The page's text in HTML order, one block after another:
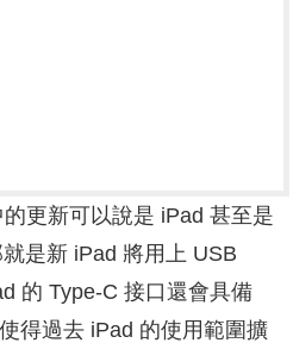
更新可以說是 iPad 甚至是
是新 iPad 將用上 USB
的 Type-C 接口還會具備
得過去 iPad 的使用範圍擴